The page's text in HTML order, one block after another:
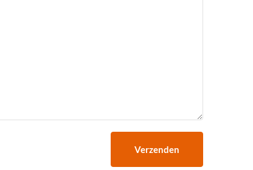
Verzenden